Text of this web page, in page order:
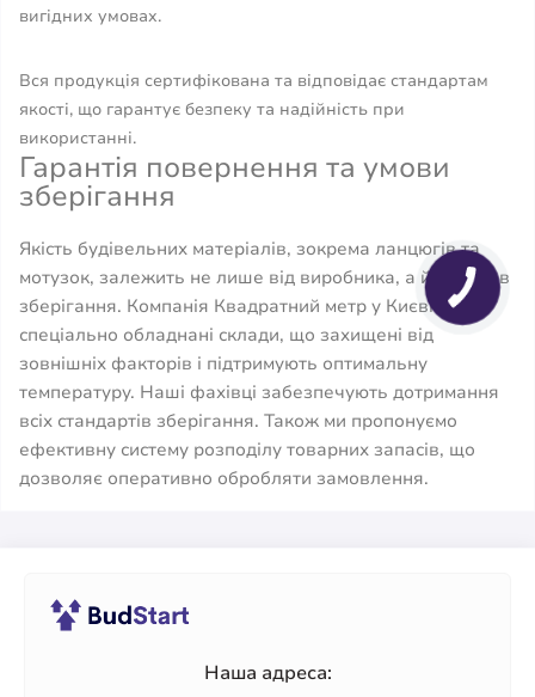
вигідних умовах.
Вся продукція сертифікована та відповідає стандартам
якості, що гарантує безпеку та надійність при
використанні.
Гарантія повернення та умови
зберігання
Якість будівельних матеріалів, зокрема ланцюгів та
мотузок, залежить не лише від виробника, а й від умов
зберігання. Компанія Квадратний метр у Києві має
спеціально обладнані склади, що захищені від
зовнішніх факторів і підтримують оптимальну
температуру. Наші фахівці забезпечують дотримання
всіх стандартів зберігання. Також ми пропонуємо
ефективну систему розподілу товарних запасів, що
дозволяє оперативно обробляти замовлення.
Наша адреса: